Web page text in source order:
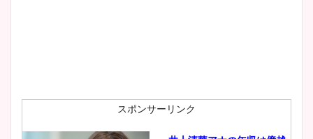
スポンサーリンク